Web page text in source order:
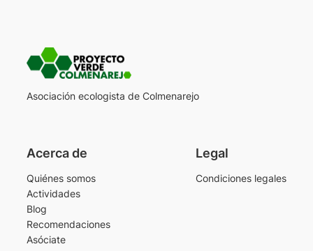
Asociación ecologista de Colmenarejo
Acerca de
Quiénes somos
Actividades
Blog
Recomendaciones
Asóciate
Legal
Condiciones legales